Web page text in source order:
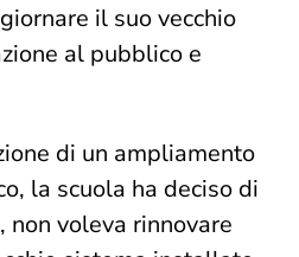
il suo vecchio
al pubblico e
di un ampliamento
la scuola ha deciso di
voleva rinnovare